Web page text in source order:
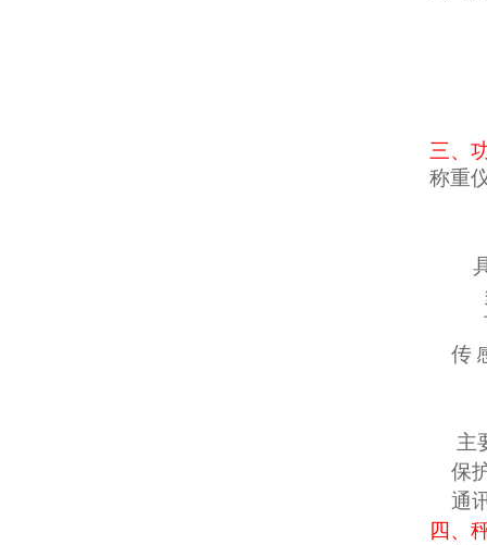
三、
称重
传
主
保
通
四、